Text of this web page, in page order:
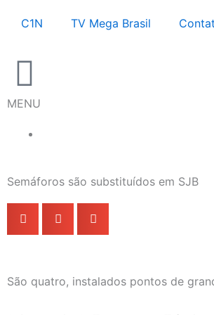
para
conteúdo
C1N TV Mega Brasil
MENU
Semáforos são substituídos em SJB
São quatro, instalados pontos de